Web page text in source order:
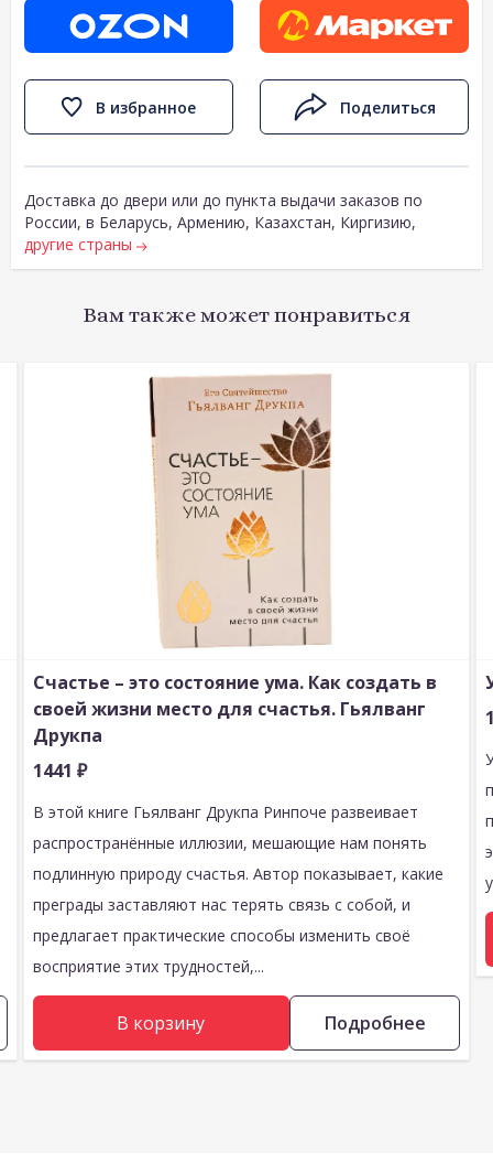
Поделиться
В избранное
Доставка до двери или до пункта выдачи заказов по
России, в Беларусь, Армению, Казахстан, Киргизию,
другие страны
Вам также может понравиться
Счастье – это состояние ума. Как создать в
своей жизни место для счастья. Гьялванг
Друкпа
1441 ₽
В этой книге Гьялванг Друкпа Ринпоче развеивает
распространённые иллюзии, мешающие нам понять
подлинную природу счастья. Автор показывает, какие
преграды заставляют нас терять связь с собой, и
предлагает практические способы изменить своё
восприятие этих трудностей,...
В корзину Подробнее